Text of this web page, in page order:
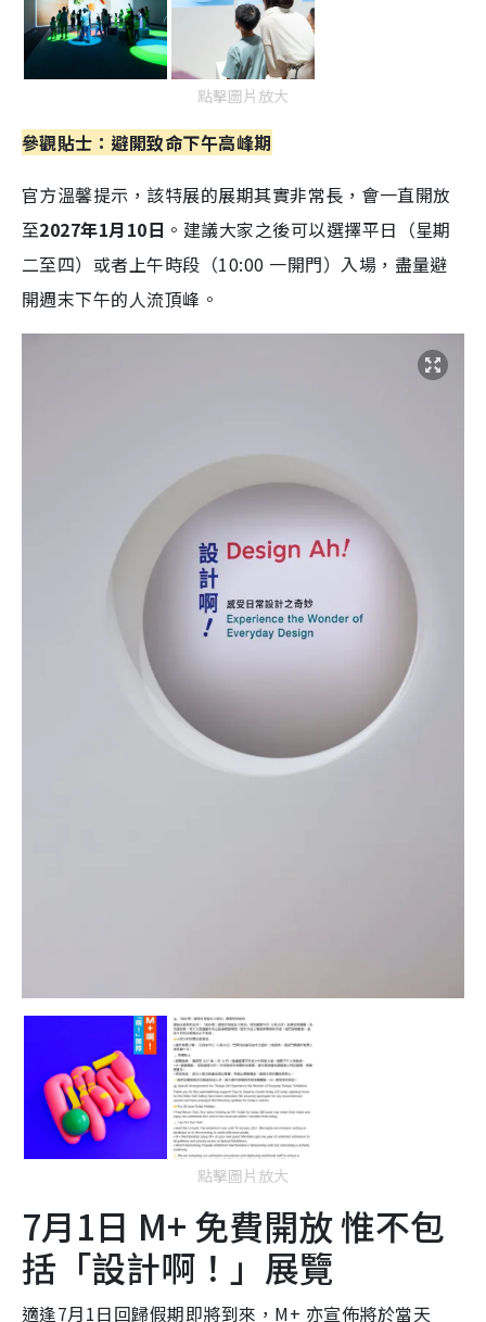
點擊圖片放大
參觀貼士： 避開致命下午高峰期
官方溫馨提示，該特展的展期其實非常長，會一直開放
至2027年1月10日 。建議大家之後可以選擇平日（星期
二至四）或者上午時段（10:00 一開門）入場，盡量避
開週末下午的人流頂峰。
點擊圖片放大
7月1日 M+ 免費開放 惟不包
括「設計啊！」展覽
適逢7月1日回歸假期即將到來，M+ 亦宣佈將於當天